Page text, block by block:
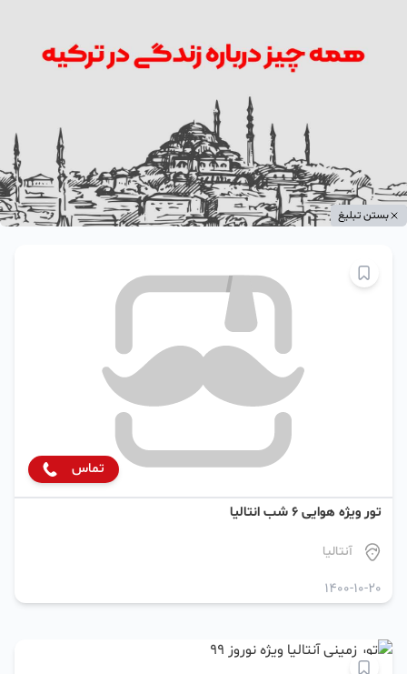
بستن تبلیغ
تماس
تور ویژه هوایی 6 شب انتالیا
آنتالیا
1400-10-20